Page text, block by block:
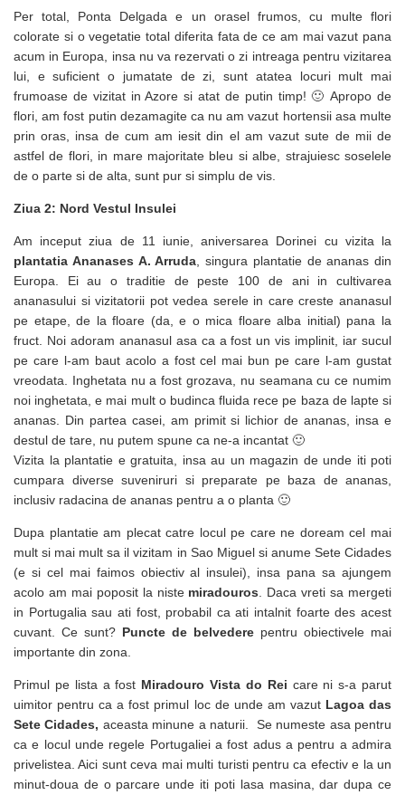
Per total, Ponta Delgada e un orasel frumos, cu multe flori
colorate si o vegetatie total diferita fata de ce am mai vazut pana
acum in Europa, insa nu va rezervati o zi intreaga pentru vizitarea
lui, e suficient o jumatate de zi, sunt atatea locuri mult mai
frumoase de vizitat in Azore si atat de putin timp! 🙂 Apropo de
flori, am fost putin dezamagite ca nu am vazut hortensii asa multe
prin oras, insa de cum am iesit din el am vazut sute de mii de
astfel de flori, in mare majoritate bleu si albe, strajuiesc soselele
de o parte si de alta, sunt pur si simplu de vis.
Ziua 2: Nord Vestul Insulei
Am inceput ziua de 11 iunie, aniversarea Dorinei cu vizita la
plantatia Ananases A. Arruda , singura plantatie de ananas din
Europa. Ei au o traditie de peste 100 de ani in cultivarea
ananasului si vizitatorii pot vedea serele in care creste ananasul
pe etape, de la floare (da, e o mica floare alba initial) pana la
fruct. Noi adoram ananasul asa ca a fost un vis implinit, iar sucul
pe care l-am baut acolo a fost cel mai bun pe care l-am gustat
vreodata. Inghetata nu a fost grozava, nu seamana cu ce numim
noi inghetata, e mai mult o budinca fluida rece pe baza de lapte si
ananas. Din partea casei, am primit si lichior de ananas, insa e
destul de tare, nu putem spune ca ne-a incantat 🙂
Vizita la plantatie e gratuita, insa au un magazin de unde iti poti
cumpara diverse suveniruri si preparate pe baza de ananas,
inclusiv radacina de ananas pentru a o planta 🙂
Dupa plantatie am plecat catre locul pe care ne doream cel mai
mult si mai mult sa il vizitam in Sao Miguel si anume Sete Cidades
(e si cel mai faimos obiectiv al insulei), insa pana sa ajungem
acolo am mai poposit la niste miradouros . Daca vreti sa mergeti
in Portugalia sau ati fost, probabil ca ati intalnit foarte des acest
cuvant. Ce sunt? Puncte de belvedere pentru obiectivele mai
importante din zona.
Primul pe lista a fost Miradouro Vista do Rei care ni s-a parut
uimitor pentru ca a fost primul loc de unde am vazut Lagoa das
Sete Cidades, aceasta minune a naturii. Se numeste asa pentru
ca e locul unde regele Portugaliei a fost adus a pentru a admira
privelistea. Aici sunt ceva mai multi turisti pentru ca efectiv e la un
minut-doua de o parcare unde iti poti lasa masina, dar dupa ce